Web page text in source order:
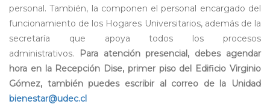
personal. También, la componen el personal encargado del
funcionamiento de los Hogares Universitarios, además de la
secretaría que apoya todos los procesos
administrativos.
Para atención presencial, debes agendar
hora en la Recepción Dise, primer piso del Edificio Virginio
Gómez, también puedes escribir al correo de la Unidad
bienestar@udec.cl